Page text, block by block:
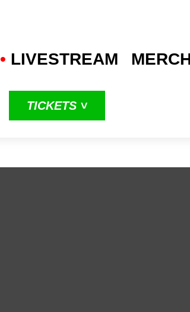
• LIVESTREAM
TICKETS ˅